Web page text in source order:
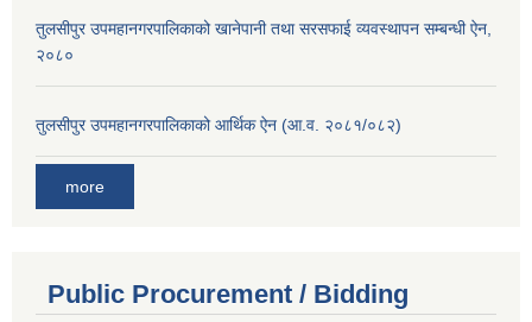
तुलसीपुर उपमहानगरपालिकाको खानेपानी तथा सरसफाई व्यवस्थापन सम्बन्धी ऐन,
२०८०
तुलसीपुर उपमहानगरपालिकाको आर्थिक ऐन (आ.व. २०८१/०८२)
more
Public Procurement / Bidding